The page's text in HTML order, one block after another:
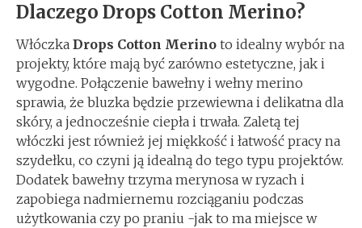
Dlaczego Drops Cotton Merino?
Włóczka Drops Cotton Merino to idealny wybór na
projekty, które mają być zarówno estetyczne, jak i
wygodne. Połączenie bawełny i wełny merino
sprawia, że bluzka będzie przewiewna i delikatna dla
skóry, a jednocześnie ciepła i trwała. Zaletą tej
włóczki jest również jej miękkość i łatwość pracy na
szydełku, co czyni ją idealną do tego typu projektów.
Dodatek bawełny trzyma merynosa w ryzach i
zapobiega nadmiernemu rozciąganiu podczas
użytkowania czy po praniu -jak to ma miejsce w